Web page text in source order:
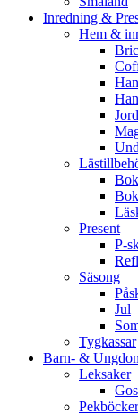
Inredning &
Hem &
Present
P-
Säsong
Jul
Tygkassar
Barn- &
Leksaker